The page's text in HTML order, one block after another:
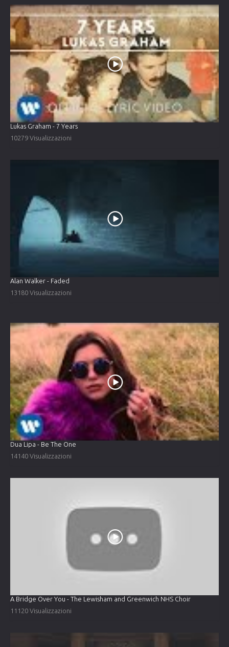
Lukas Graham - 7 Years
10279 Visualizzazioni
Alan Walker - Faded
13180 Visualizzazioni
Dua Lipa - Be The One
14140 Visualizzazioni
A Bridge Over You - The Lewisham and Greenwich NHS Choir
11120 Visualizzazioni